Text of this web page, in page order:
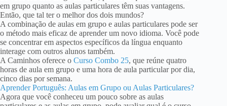
em grupo quanto as aulas particulares têm suas vantagens.
Então, que tal ter o melhor dos dois mundos?
A combinação de aulas em grupo e aulas particulares pode ser
o método mais eficaz de aprender um novo idioma. Você pode
se concentrar em aspectos específicos da língua enquanto
interage com outros alunos também.
A Caminhos oferece o Curso Combo 25, que reúne quatro
horas de aula em grupo e uma hora de aula particular por dia,
cinco dias por semana.
Aprender Português: Aulas em Grupo ou Aulas Particulares?
Agora que você conheceu um pouco sobre as aulas